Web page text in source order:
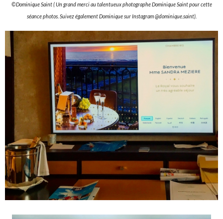
©Dominique Saint ( Un grand merci au talentueux photographe Dominique Saint pour cette
séance photos. Suivez également Dominique sur Instagram @dominique.saint).